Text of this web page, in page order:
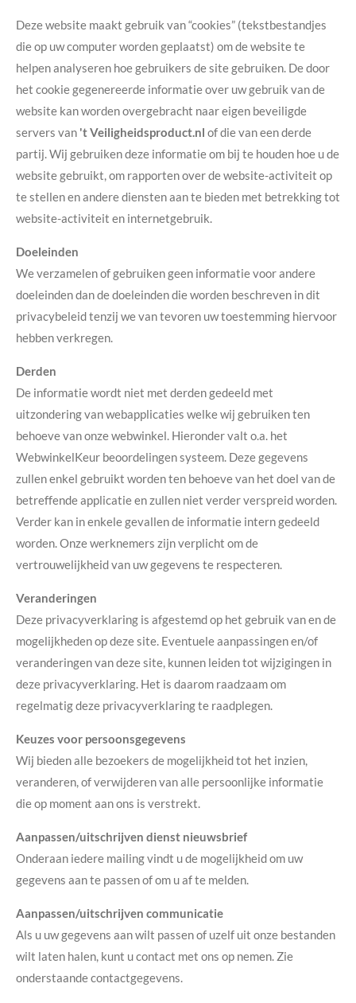
Deze website maakt gebruik van “cookies” (tekstbestandjes
die op uw computer worden geplaatst) om de website te
helpen analyseren hoe gebruikers de site gebruiken. De door
het cookie gegenereerde informatie over uw gebruik van de
website kan worden overgebracht naar eigen beveiligde
servers van 't Veiligheidsproduct.nl of die van een derde
partij. Wij gebruiken deze informatie om bij te houden hoe u de
website gebruikt, om rapporten over de website-activiteit op
te stellen en andere diensten aan te bieden met betrekking tot
website-activiteit en internetgebruik.
Doeleinden
We verzamelen of gebruiken geen informatie voor andere
doeleinden dan de doeleinden die worden beschreven in dit
privacybeleid tenzij we van tevoren uw toestemming hiervoor
hebben verkregen.
Derden
De informatie wordt niet met derden gedeeld met
uitzondering van webapplicaties welke wij gebruiken ten
behoeve van onze webwinkel. Hieronder valt o.a. het
WebwinkelKeur beoordelingen systeem. Deze gegevens
zullen enkel gebruikt worden ten behoeve van het doel van de
betreffende applicatie en zullen niet verder verspreid worden.
Verder kan in enkele gevallen de informatie intern gedeeld
worden. Onze werknemers zijn verplicht om de
vertrouwelijkheid van uw gegevens te respecteren.
Veranderingen
Deze privacyverklaring is afgestemd op het gebruik van en de
mogelijkheden op deze site. Eventuele aanpassingen en/of
veranderingen van deze site, kunnen leiden tot wijzigingen in
deze privacyverklaring. Het is daarom raadzaam om
regelmatig deze privacyverklaring te raadplegen.
Keuzes voor persoonsgegevens
Wij bieden alle bezoekers de mogelijkheid tot het inzien,
veranderen, of verwijderen van alle persoonlijke informatie
die op moment aan ons is verstrekt.
Aanpassen/uitschrijven dienst nieuwsbrief
Onderaan iedere mailing vindt u de mogelijkheid om uw
gegevens aan te passen of om u af te melden.
Aanpassen/uitschrijven communicatie
Als u uw gegevens aan wilt passen of uzelf uit onze bestanden
wilt laten halen, kunt u contact met ons op nemen. Zie
onderstaande contactgegevens.